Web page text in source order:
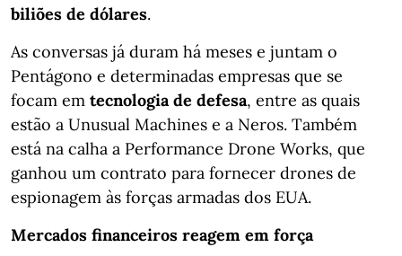
biliões de dólares.
As conversas já duram há meses e juntam o
Pentágono e determinadas empresas que se
focam em tecnologia de defesa, entre as quais
estão a Unusual Machines e a Neros. Também
está na calha a Performance Drone Works, que
ganhou um contrato para fornecer drones de
espionagem às forças armadas dos EUA.
Mercados financeiros reagem em força